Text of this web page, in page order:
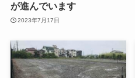
が進んでいます
2023年7月17日